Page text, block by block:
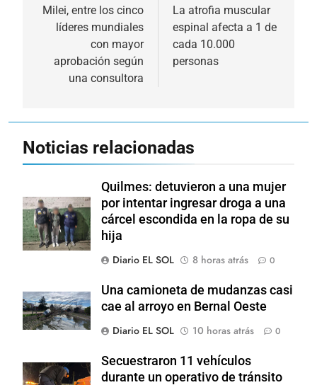
de
entradas
Milei, entre los cinco
líderes mundiales
con mayor
aprobación según
una consultora
La atrofia muscular
espinal afecta a 1 de
cada 10.000
personas
Noticias relacionadas
Quilmes: detuvieron a una mujer
por intentar ingresar droga a una
cárcel escondida en la ropa de su
hija
Diario EL SOL
8 horas atrás 0
Una camioneta de mudanzas casi
cae al arroyo en Bernal Oeste
Diario EL SOL
10 horas atrás 0
Secuestraron 11 vehículos
durante un operativo de tránsito